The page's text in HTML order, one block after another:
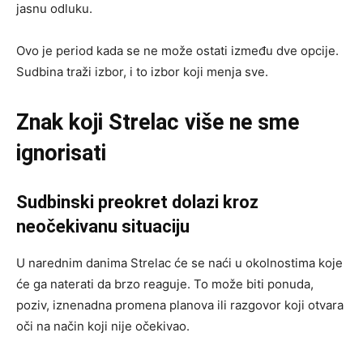
jasnu odluku.
Ovo je period kada se ne može ostati između dve opcije.
Sudbina traži izbor, i to izbor koji menja sve.
Znak koji Strelac više ne sme
ignorisati
Sudbinski preokret dolazi kroz
neočekivanu situaciju
U narednim danima Strelac će se naći u okolnostima koje
će ga naterati da brzo reaguje. To može biti ponuda,
poziv, iznenadna promena planova ili razgovor koji otvara
oči na način koji nije očekivao.